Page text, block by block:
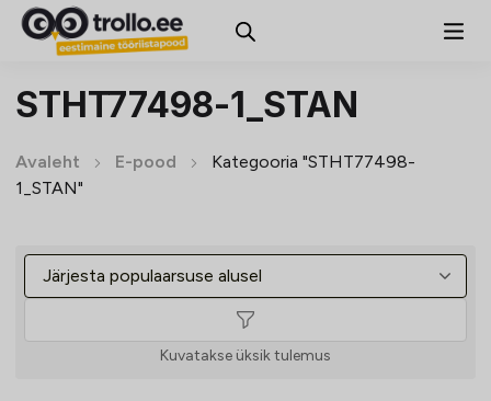
STHT77498-1_STAN
Avaleht E-pood
Kategooria "STHT77498-
1_STAN"
Kuvatakse üksik tulemus